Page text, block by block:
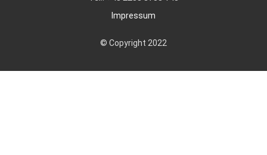
Impressum
© Copyright 2022